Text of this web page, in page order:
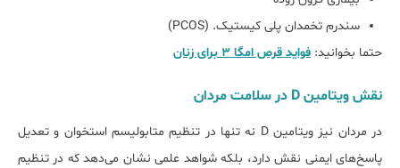
سندرم تخمدان پلی کیستیک. (PCOS)
حتما بخوانید: فواید قرص امگا 3 برای زنان
ﻧﻘﺶ ویتامین D در ﺳﻼﻣﺖ مردان
در مردان نیز ویتامین D نه ‌تنها در تنظیم متابولیسم استخوان و تعدیل
پاسخ‌های ایمنی نقش دارد، بلکه شواهد علمی نشان می‌دهد که در تنظیم